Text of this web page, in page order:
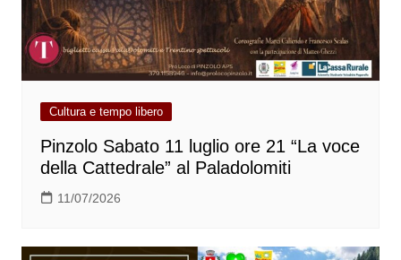
Cultura e tempo libero
Pinzolo Sabato 11 luglio ore 21 “La voce
della Cattedrale” al Paladolomiti
11/07/2026